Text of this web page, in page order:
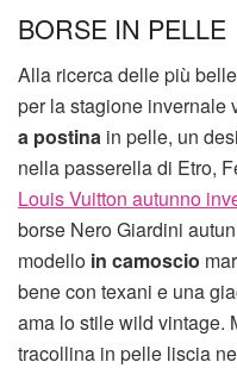
BORSE IN PELLE
Alla ricerca delle più
per la stagione invernale
a postina in pelle, un
nella passerella di Etro,
Louis Vuitton autunno
borse Nero Giardini
modello in camoscio
bene con texani e una
ama lo stile wild vintage.
tracollina in pelle liscia